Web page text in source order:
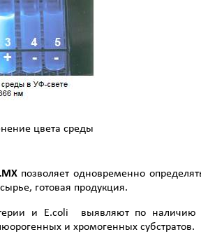
цвета среды
позволяет одновременно
готовая продукция.
и E.coli выявляют по наличию
и хромогенных субстратов.